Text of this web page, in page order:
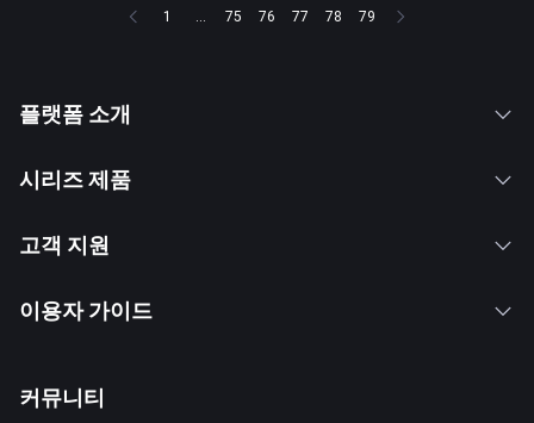
1 ... 75 76 77 78 79
플랫폼 소개
시리즈 제품
고객 지원
이용자 가이드
커뮤니티